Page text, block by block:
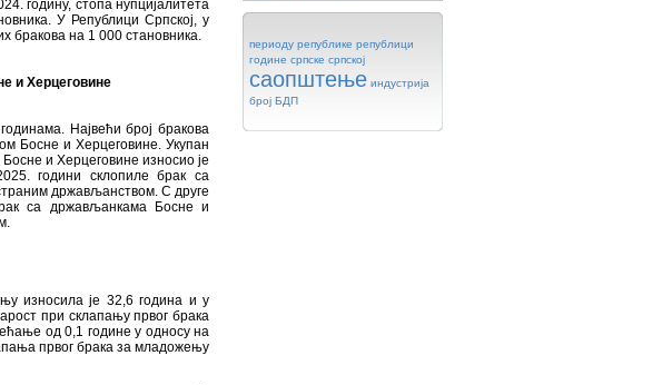
годину, стопа нупцијалитета
У Републици Српској, у
бракова на 1 000 становника.
и Херцеговине
Највећи број бракова
Босне и Херцеговине. Укупан
и Херцеговине износио је
години склопиле брак са
држављанством. С друге
са држављанкама Босне и
износила је 32,6 година и у
при склапању првог брака
од 0,1 године у односу на
првог брака за младожењу
периоду републике републици
године српске српској
саопштење индустрија
број БДП